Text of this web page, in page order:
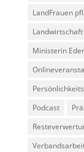
LandFrauen
Landwirtschaft
Ministerin Eder
Podcast